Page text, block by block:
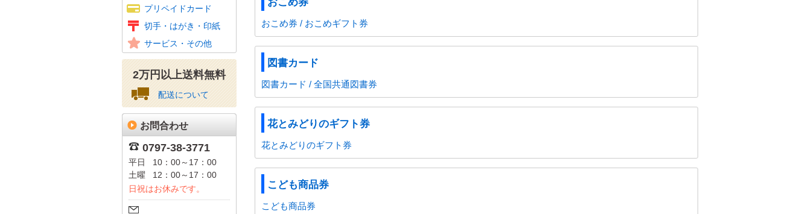
おこめ券 / おこめギフト券
図書カード
図書カード / 全国共通図書券
花とみどりのギフト券
花とみどりのギフト券
こども商品券
こども商品券
プリペイドカード 図書カード
クオカード
テレホンカード
携帯電話
Amazonギフト券
ニンテンドープリペイドカード
切手・はがき・印紙 普通切手
特殊切手
記念切手
レターパック
通常はがき
年賀はがき
かもめーる
収入印紙、特許印紙
サービス・その他 資格・スクール・塾
美容、サロン
車・駐車場
その他
2万円以上送料無料
配送について
お問合わせ
0797-38-3771
平日
10：00～17：00
土曜
12：00～17：00
日祝はお休みです。